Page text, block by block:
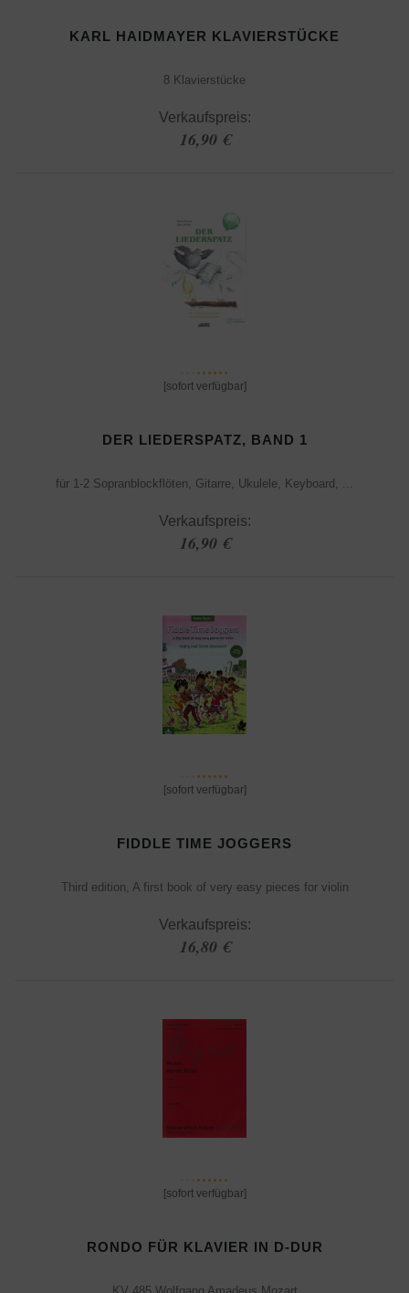
KARL HAIDMAYER KLAVIERSTÜCKE
8 Klavierstücke
Verkaufspreis:
16,90 €
[sofort verfügbar]
DER LIEDERSPATZ, BAND 1
für 1-2 Sopranblockflöten, Gitarre, Ukulele, Keyboard, ...
Verkaufspreis:
16,90 €
[sofort verfügbar]
FIDDLE TIME JOGGERS
Third edition, A first book of very easy pieces for violin
Verkaufspreis:
16,80 €
[sofort verfügbar]
RONDO FÜR KLAVIER IN D-DUR